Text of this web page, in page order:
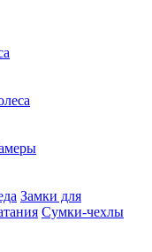
Замки для
Сумки-чехлы